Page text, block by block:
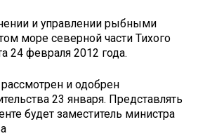
и управлении рыбными
море северной части Тихого
24 февраля 2012 года.
и одобрен
23 января. Представлять
будет заместитель министра